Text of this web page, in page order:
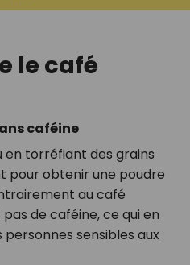
le café
caféine
en torréfiant des grains
pour obtenir une poudre
au café
de caféine, ce qui en
sensibles aux